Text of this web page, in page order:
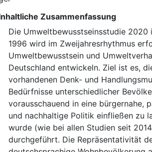
Zusammenfassung
Die Umweltbewusstseinsstudie
1996 wird im Zweijahresrhythmus
Umweltbewusstsein und
Deutschland entwickeln. Ziel ist es,
vorhandenen Denk- und
Bedürfnisse unterschiedlicher
vorausschauend in eine bürgernahe,
und nachhaltige Politik einfließen zu
wurde (wie bei allen Studien seit
durchgeführt. Die Repräsentativität